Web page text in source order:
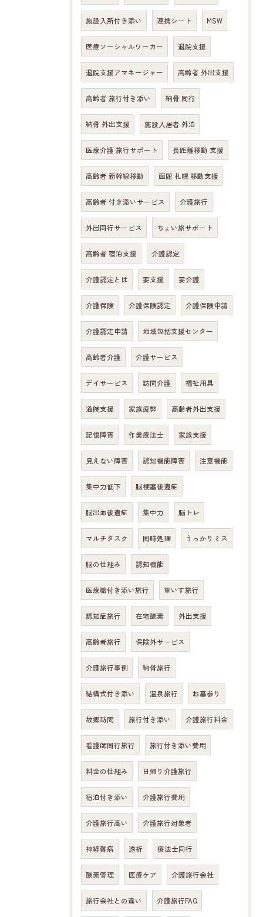
施設入所付き添い 連携シート MSW
医療ソーシャルワーカー 退院支援
退院支援アマネージャー 高齢者 外出支援
高齢者 旅行付き添い 納骨 同行
納骨 外出支援 施設入居者 外泊
医療介護 旅行サポート 長距離移動 支援
高齢者 新幹線移動 函館 札幌 移動支援
高齢者 付き添いサービス 介護旅行
外出同行サービス ちょい旅サポート
高齢者 宿泊支援 介護認定
介護認定とは 要支援 要介護
介護保険 介護保険認定 介護保険申請
介護認定申請 地域包括支援センター
高齢者介護 介護サービス
デイサービス 訪問介護 福祉用具
通院支援 家族疲弊 高齢者外出支援
記憶障害 作業療法士 家族支援
見えない障害 認知機能障害 注意機能
集中力低下 脳梗塞後遺症
脳出血後遺症 集中力 脳トレ
マルチタスク 同時処理 うっかりミス
脳の仕組み 認知機能
医療職付き添い旅行 車いす旅行
認知症旅行 在宅酸素 外出支援
高齢者旅行 保険外サービス
介護旅行事例 納骨旅行
結構式付き添い 温泉旅行 お墓参り
故郷訪問 旅行付き添い 介護旅行料金
看護師同行旅行 旅行付き添い費用
料金の仕組み 日帰り介護旅行
宿泊付き添い 介護旅行費用
介護旅行高い 介護旅行対象者
神経難病 透析 療法士同行
酸素管理 医療ケア 介護旅行会社
旅行会社との違い 介護旅行FAQ
お問い合わせはこちら